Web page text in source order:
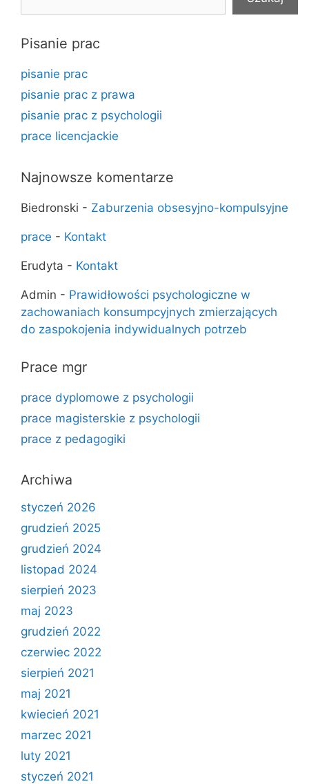
Pisanie prac
pisanie prac
pisanie prac z prawa
pisanie prac z psychologii
prace licencjackie
Najnowsze komentarze
Biedronski - Zaburzenia obsesyjno-kompulsyjne
prace - Kontakt
Erudyta - Kontakt
Admin - Prawidłowości psychologiczne w
zachowaniach konsumpcyjnych zmierzających
do zaspokojenia indywidualnych potrzeb
Prace mgr
prace dyplomowe z psychologii
prace magisterskie z psychologii
prace z pedagogiki
Archiwa
styczeń 2026
grudzień 2025
grudzień 2024
listopad 2024
sierpień 2023
maj 2023
grudzień 2022
czerwiec 2022
sierpień 2021
maj 2021
kwiecień 2021
marzec 2021
luty 2021
styczeń 2021